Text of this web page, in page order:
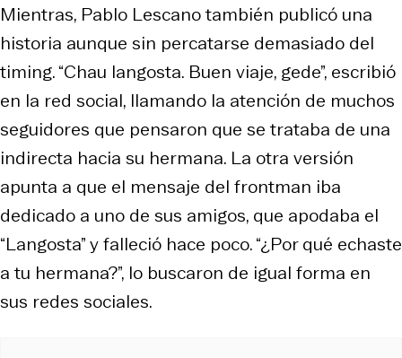
Mientras, Pablo Lescano también publicó una
historia aunque sin percatarse demasiado del
timing. “Chau langosta. Buen viaje, gede”, escribió
en la red social, llamando la atención de muchos
seguidores que pensaron que se trataba de una
indirecta hacia su hermana. La otra versión
apunta a que el mensaje del frontman iba
dedicado a uno de sus amigos, que apodaba el
“Langosta” y falleció hace poco. “¿Por qué echaste
a tu hermana?”, lo buscaron de igual forma en
sus redes sociales.